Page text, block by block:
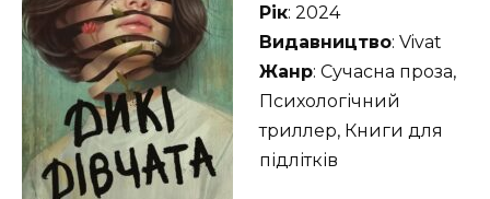
Рік: 2024
Видавництво: Vivat
Жанр: Сучасна проза,
Психологічний
триллер, Книги для
підлітків